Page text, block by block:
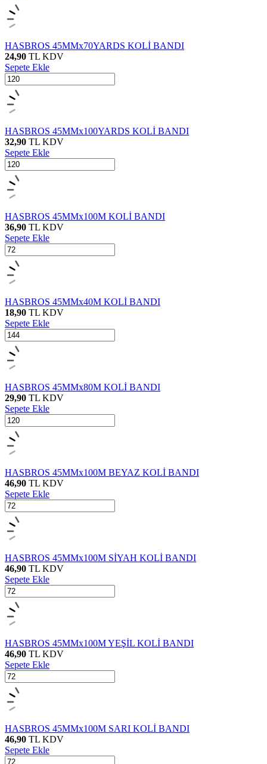
HASBROS 45MMx70YARDS KOLİ BANDI
24,90 TL KDV
Sepete Ekle
HASBROS 45MMx100YARDS KOLİ BANDI
32,90 TL KDV
Sepete Ekle
HASBROS 45MMx100M KOLİ BANDI
36,90 TL KDV
Sepete Ekle
HASBROS 45MMx40M KOLİ BANDI
18,90 TL KDV
Sepete Ekle
HASBROS 45MMx80M KOLİ BANDI
29,90 TL KDV
Sepete Ekle
HASBROS 45MMx100M BEYAZ KOLİ BANDI
46,90 TL KDV
Sepete Ekle
HASBROS 45MMx100M SİYAH KOLİ BANDI
46,90 TL KDV
Sepete Ekle
HASBROS 45MMx100M YEŞİL KOLİ BANDI
46,90 TL KDV
Sepete Ekle
HASBROS 45MMx100M SARI KOLİ BANDI
46,90 TL KDV
Sepete Ekle